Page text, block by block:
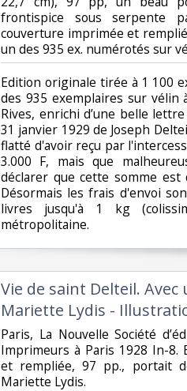
frontispice sous serpente
couverture imprimée et
un des 935 ex. numérotés sur
‎Edition originale tirée à 1 100
des 935 exemplaires sur
Rives, enrichi d’une belle
31 janvier 1929 de Joseph
flatté d'avoir reçu par
3.000 F, mais que
déclarer que cette somme est
Désormais les frais d'envoi
livres jusqu'à 1 kg
métropolitaine.‎
‎Vie de saint Delteil.
Mariette Lydis -
‎Paris, La Nouvelle Société
Imprimeurs à Paris 1928 In-8.
et rempliée, 97 pp., portait
Mariette Lydis.‎